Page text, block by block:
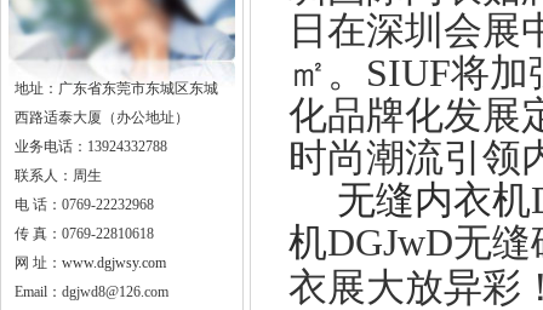
地址：广东省东莞市东城区东城
西路适泰大厦（办公地址）
业务电话：13924332788
联系人：周生
电 话：0769-22232968
传 真：0769-22810618
网 址： www.dgjwsy.com
Email：dgjwd8@126.com
日在深圳会展
㎡。 SIUF将加
化品牌化发展
时尚潮流引领
无缝内衣机
机DGJwD无缝
衣展大放异彩